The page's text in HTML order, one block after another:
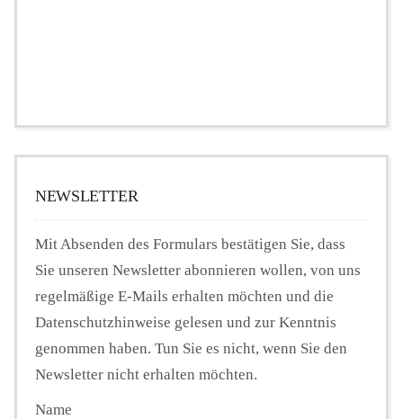
NEWSLETTER
Mit Absenden des Formulars bestätigen Sie, dass
Sie unseren Newsletter abonnieren wollen, von uns
regelmäßige E-Mails erhalten möchten und die
Datenschutzhinweise gelesen und zur Kenntnis
genommen haben. Tun Sie es nicht, wenn Sie den
Newsletter nicht erhalten möchten.
Name